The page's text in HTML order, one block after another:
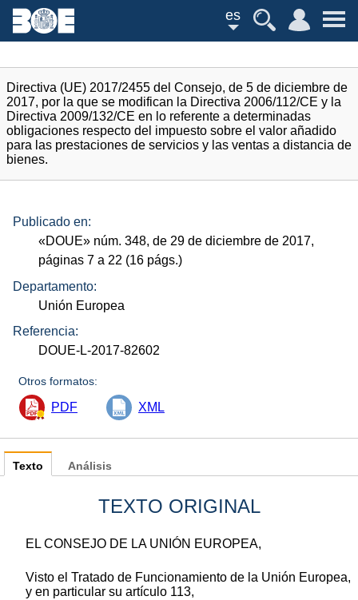
es
Directiva (UE) 2017/2455 del Consejo, de 5 de diciembre de
2017, por la que se modifican la Directiva 2006/112/CE y la
Directiva 2009/132/CE en lo referente a determinadas
obligaciones respecto del impuesto sobre el valor añadido
para las prestaciones de servicios y las ventas a distancia de
bienes.
Publicado en:
«DOUE» núm. 348, de 29 de diciembre de 2017,
páginas 7 a 22 (16 págs.)
Departamento:
Unión Europea
Referencia:
DOUE-L-2017-82602
Otros formatos:
PDF XML
Texto
TEXTO ORIGINAL
EL CONSEJO DE LA UNIÓN EUROPEA,
Visto el Tratado de Funcionamiento de la Unión Europea,
y en particular su artículo 113,
Análisis